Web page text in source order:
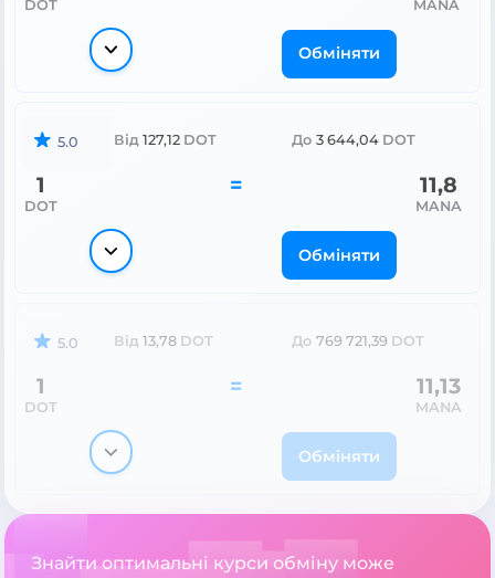
DOT MANA
Обміняти
5.0 Від 127,12 DOT До 3 644,04 DOT
1
DOT
= 11,8
MANA
Обміняти
5.0 Від 13,78 DOT До 769 721,39 DOT
1
DOT
= 11,13
MANA
Обміняти
Знайти оптимальні курси обміну може